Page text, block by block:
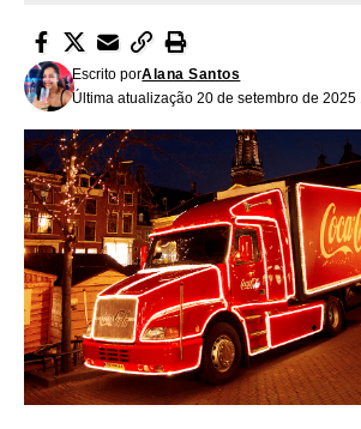
Última atualização 20 de setembro de 2025
Escrito porAlana Santos